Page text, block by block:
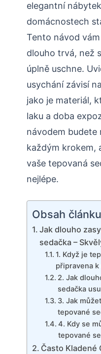
elegantní
domácnostech
Tento návod
dlouho trvá, než
úplně uschne.
usychání závisí
jako je materiál,
laku a doba
návodem
každým krokem,
vaše tepovaná
nejlépe.
Obsah článku
Jak dlouho
sedačka –
1. Když je
připravena
2. Jak
sedačka
3. Jak
tepované
4. Kdy se
tepované
Často Kladené